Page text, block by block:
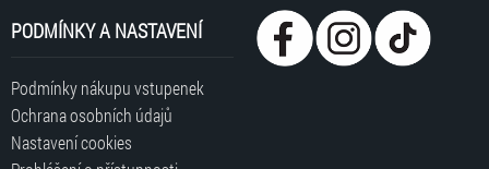
PODMÍNKY A NASTAVENÍ
Podmínky nákupu vstupenek
Ochrana osobních údajů
Nastavení cookies